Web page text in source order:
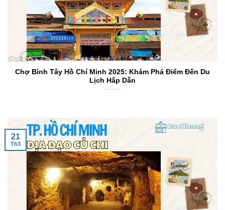
Chợ Bình Tây Hồ Chí Minh 2025: Khám Phá Điểm Đến Du
Lịch Hấp Dẫn
21
Th3